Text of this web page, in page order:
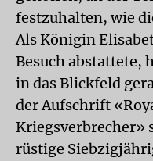
festzuhalten, wie
Als Königin
Besuch abstattete,
in das Blickfeld
der Aufschrift
Kriegsverbrecher»
rüstige